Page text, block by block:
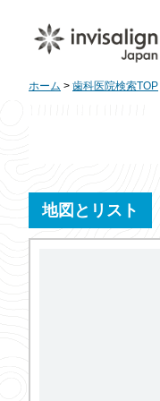
ホーム > 歯科医院検索TOP
地図とリスト